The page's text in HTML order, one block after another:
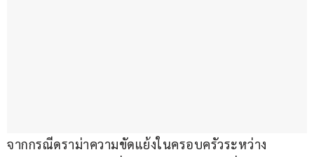
จากกรณีดราม่าความขัดแย้งในครอบครัวระหว่าง